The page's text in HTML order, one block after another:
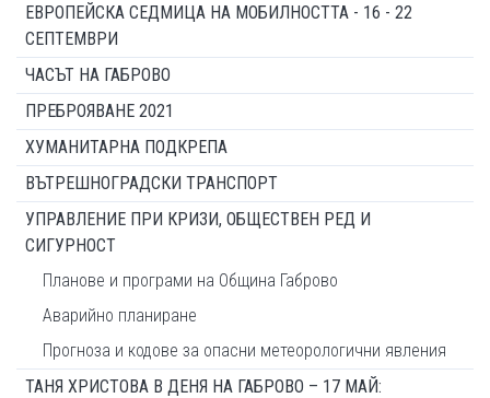
ЕВРОПЕЙСКА СЕДМИЦА НА МОБИЛНОСТТА - 16 - 22
СЕПТЕМВРИ
ЧАСЪТ НА ГАБРОВО
ПРЕБРОЯВАНЕ 2021
ХУМАНИТАРНА ПОДКРЕПА
ВЪТРЕШНОГРАДСКИ ТРАНСПОРТ
УПРАВЛЕНИЕ ПРИ КРИЗИ, ОБЩЕСТВЕН РЕД И
СИГУРНОСТ
Планове и програми на Община Габрово
Аварийно планиране
Прогноза и кодове за опасни метеорологични явления
ТАНЯ ХРИСТОВА В ДЕНЯ НА ГАБРОВО – 17 МАЙ: